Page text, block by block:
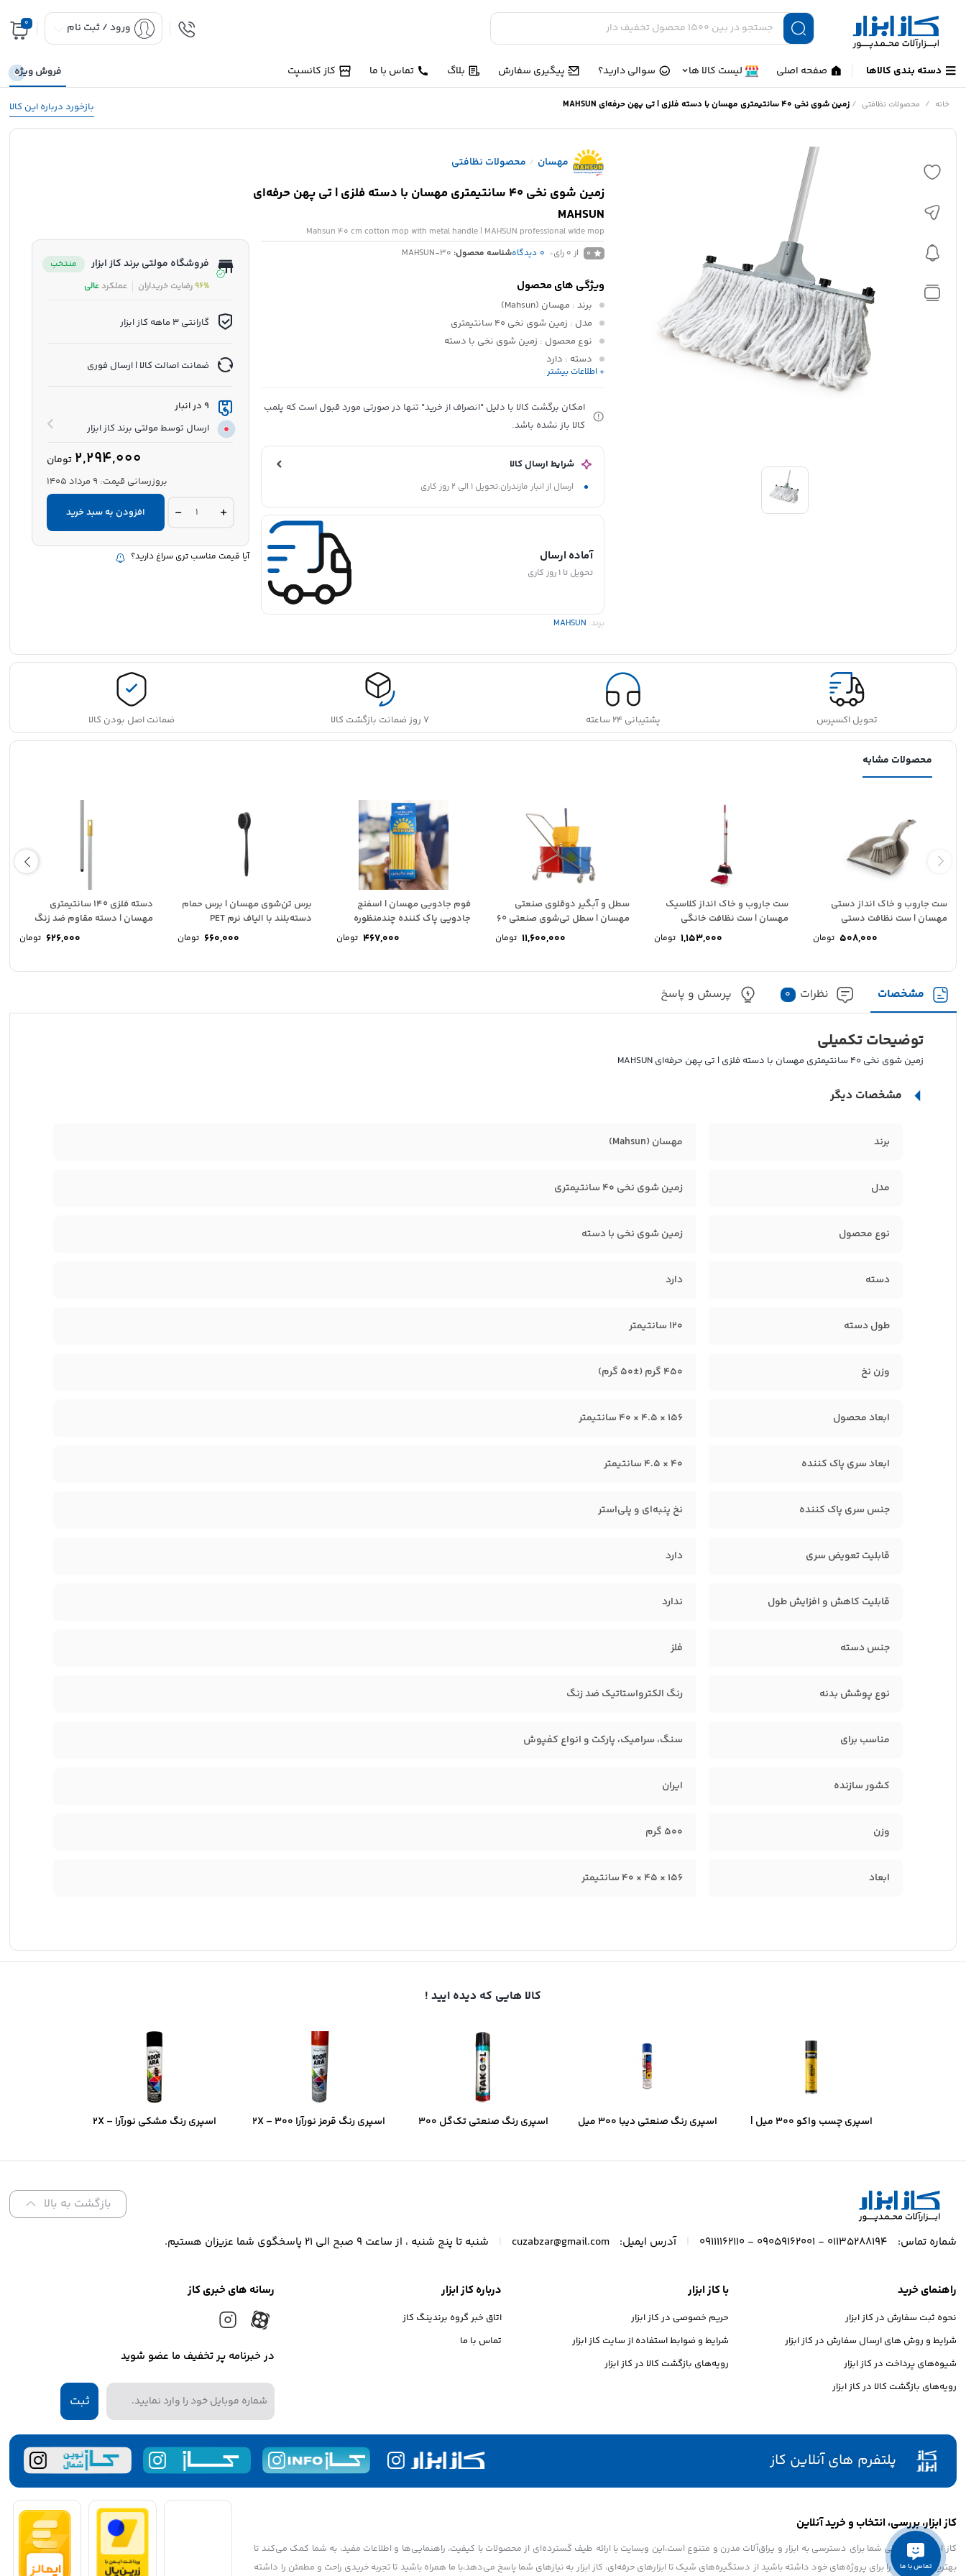
ورود / ثبت نام 0
دسته بندی کالاها صفحه اصلی لیست کالا ها سوالی دارید؟ پیگیری سفارش بلاگ تماس با ما کاز کانسپت فروش ویژه
بازخورد درباره این کالا خانه / محصولات نظافتی /زمین شوی نخی 40 سانتیمتری مهسان با دسته فلزی | تی پهن حرفه‌ای MAHSUN
مهسان / محصولات نظافتی
زمین شوی نخی 40 سانتیمتری مهسان با دسته فلزی | تی پهن حرفه‌ای
MAHSUN
Mahsun 40 cm cotton mop with metal handle | MAHSUN professional wide mop
0 از 0 رای 0 دیدگاهشناسه محصول: MAHSUN-30
ویژگی های محصول
برند : مهسان (Mahsun)
مدل : زمین شوی نخی 40 سانتیمتری
نوع محصول : زمین شوی نخی با دسته
دسته : دارد
طول دسته
ابعاد محصول: 156 × 4.5 × 40 سانتیمتر
ابعاد سری پاک کننده
قابلیت تعویض سری
+ اطلاعات بیشتر
امکان برگشت کالا با دلیل "انصراف از خرید" تنها در صورتی مورد قبول است که پلمب
کالا باز نشده باشد.
شرایط ارسال کالا
ارسال از انبار مازندران:تحویل 1 الی 2 روز کاری
آماده ارسال
تحویل تا 1 روز کاری
برند: MAHSUN
فروشگاه مولتی برند کاز ابزار
منتخب
96%رضایت خریداران عملکردعالی
گارانتی 3 ماهه کاز ابزار
ضمانت اصالت کالا | ارسال فوری
9 در انبار
ارسال توسط مولتی برند کاز ابزار
2,294,000 تومان
بروزرسانی قیمت: 9 مرداد 1405
زمین
شوی
40
سانتیمتری
مهسان
MAHSUN
افزودن به سبد خرید
آیا قیمت مناسب تری سراغ دارید؟
تحویل اکسپرس پشتیبانی ۲۴ ساعته ۷ روز ضمانت بازگشت کالا ضمانت اصل بودن کالا
محصولات مشابه
ست جاروب و خاک انداز دستی
مهسان | ست نظافت دستی
508,000 تومان
ست جاروب و خاک انداز کلاسیک
مهسان | ست نظافت خانگی
1,153,000 تومان
سطل و آبگیر دوقلوی صنعتی
مهسان | سطل تی‌شوی صنعتی 60
11,600,000 تومان
فوم جادویی مهسان | اسفنج
جادویی پاک کننده چندمنظوره
467,000 تومان
برس تن‌شوی مهسان | برس حمام
دسته‌بلند با الیاف نرم PET
660,000 تومان
دسته فلزی 140 سانتیمتری
مهسان | دسته مقاوم ضد زنگ
626,000 تومان
مشخصات نظرات 0 پرسش و پاسخ
توضیحات تکمیلی
زمین شوی نخی 40 سانتیمتری مهسان با دسته فلزی | تی پهن حرفه‌ای MAHSUN
مشخصات دیگر
برند مهسان (Mahsun)
مدل زمین شوی نخی 40 سانتیمتری
نوع محصول زمین شوی نخی با دسته
دسته دارد
طول دسته 120 سانتیمتر
وزن نخ 450 گرم (±50 گرم)
ابعاد محصول 156 × 4.5 × 40 سانتیمتر
ابعاد سری پاک کننده 40 × 4.5 سانتیمتر
جنس سری پاک کننده نخ پنبه‌ای و پلی‌استر
قابلیت تعویض سری دارد
قابلیت کاهش و افزایش طول ندارد
جنس دسته فلز
نوع پوشش بدنه رنگ الکترواستاتیک ضد زنگ
مناسب برای سنگ، سرامیک، پارکت و انواع کفپوش
کشور سازنده ایران
وزن 500 گرم
ابعاد 156 × 45 × 40 سانتیمتر
کالا هایی که دیده ایید !
اسپری چسب واکو ۳۰۰ میل |
اسپری رنگ صنعتی دیبا ۳۰۰ میل
اسپری رنگ صنعتی تک‌گل ۳۰۰
اسپری رنگ قرمز نورآرا ۲X – ۳۰۰
اسپری رنگ مشکی نورآرا ۲X –
بازگشت به بالا
شماره تماس: 01135288194 - 09059162001 - 09111162110 آدرس ایمیل: cuzabzar@gmail.com شنبه تا پنج شنبه ، از ساعت 9 صبح الی 21 پاسخگوی شما عزیزان هستیم.
راهنمای خرید
نحوه ثبت سفارش در کاز ابزار
شرایط و روش های ارسال سفارش در کاز ابزار
شیوه‌های پرداخت در کاز ابزار
رویه‌های بازگشت کالا در کاز ابزار
با کاز ابزار
حریم خصوصی در کاز ابزار
شرایط و ضوابط استفاده از سایت کاز ابزار
رویه‌های بازگشت کالا در کاز ابزار
درباره کاز ابزار
اتاق خبر گروه برندینگ کاز
تماس با ما
رسانه های خبری کاز
در خبرنامه پر تخفیف ما عضو شوید
ثبت
پلتفرم های آنلاین کاز
کاز ابزار، بررسی، انتخاب و خرید آنلاین
کاز ابزار، مرجع اصلی شما برای دسترسی به ابزار و یراق‌آلات مدرن و متنوع است،این وبسایت با ارائه طیف گسترده‌ای از محصولات با کیفیت، راهنمایی‌ها و اطلاعات مفید، به شما کمک می‌کند تا
بهترین انتخاب‌ها را برای پروژه‌های خود داشته باشید از دستگیره‌های شیک تا ابزارهای حرفه‌ای، کاز ابزار به نیازهای شما پاسخ می‌دهد،با ما همراه باشید تا تجربه خریدی راحت و مطمئن را داشته
تماس با ما